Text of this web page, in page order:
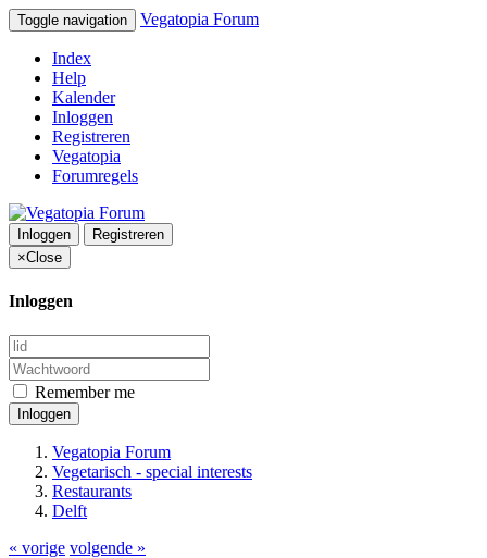
Toggle navigation Vegatopia Forum
Index
Help
Kalender
Inloggen
Registreren
Vegatopia
Forumregels
Inloggen
Registreren
×Close
Inloggen
Remember me
Inloggen
Vegatopia Forum
Vegetarisch - special interests
Restaurants
Delft
« vorige volgende »